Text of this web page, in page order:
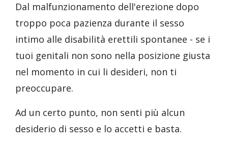
Dal malfunzionamento dell'erezione dopo
troppo poca pazienza durante il sesso
intimo alle disabilità erettili spontanee - se i
tuoi genitali non sono nella posizione giusta
nel momento in cui li desideri, non ti
preoccupare.
Ad un certo punto, non senti più alcun
desiderio di sesso e lo accetti e basta.